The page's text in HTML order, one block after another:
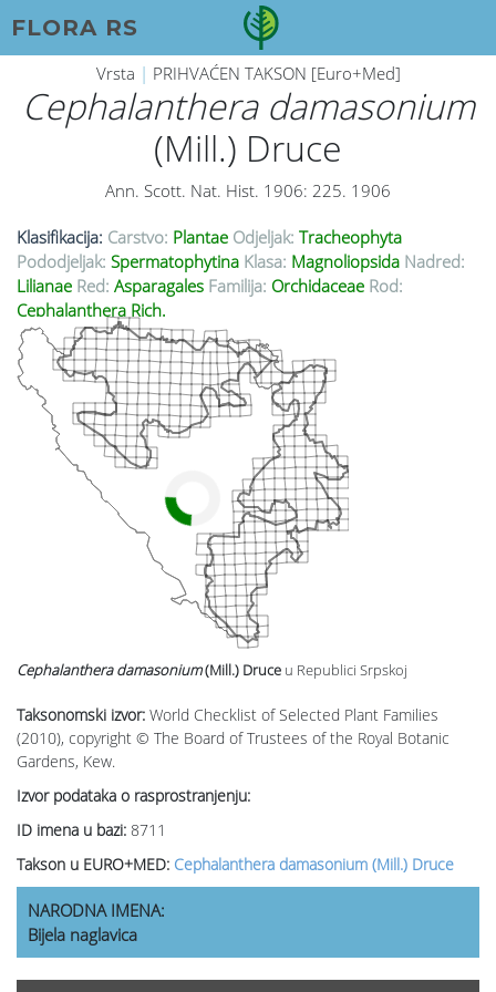
FLORA RS
Vrsta | PRIHVAĆEN TAKSON [Euro+Med]
Cephalanthera damasonium
(Mill.) Druce
Ann. Scott. Nat. Hist. 1906: 225. 1906
Klasifikacija: Carstvo: Plantae Odjeljak: Tracheophyta
Pododjeljak: Spermatophytina Klasa: Magnoliopsida Nadred:
Lilianae Red: Asparagales Familija: Orchidaceae Rod:
Cephalanthera Rich.
Taksonomski izvor: World Checklist of Selected Plant Families
(2010), copyright © The Board of Trustees of the Royal Botanic
Gardens, Kew.
Izvor podataka o rasprostranjenju:
ID imena u bazi: 8711
Takson u EURO+MED: Cephalanthera damasonium (Mill.) Druce
Cephalanthera damasonium(Mill.) Druce u Republici Srpskoj
NARODNA IMENA:
Bijela naglavica